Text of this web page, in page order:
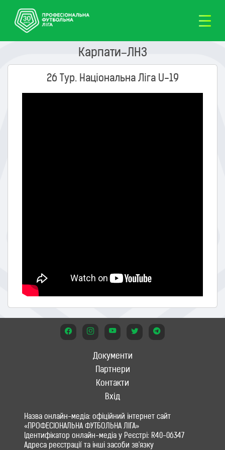
Карпати–ЛНЗ
26 Тур. Національна Ліга U-19
Документи
Партнери
Контакти
Вхід
Назва онлайн-медіа: офіційний інтернет сайт
«ПРОФЕСІОНАЛЬНА ФУТБОЛЬНА ЛІГА»
Ідентифікатор онлайн-медіа у Реєстрі: R40-06347
Адреса реєстрації та інші засоби зв'язку